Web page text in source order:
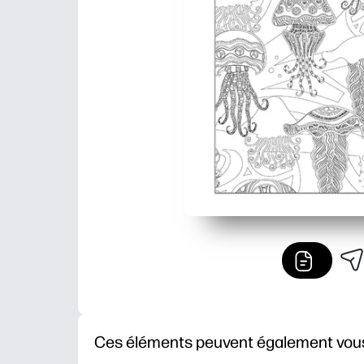
Ces éléments peuvent également